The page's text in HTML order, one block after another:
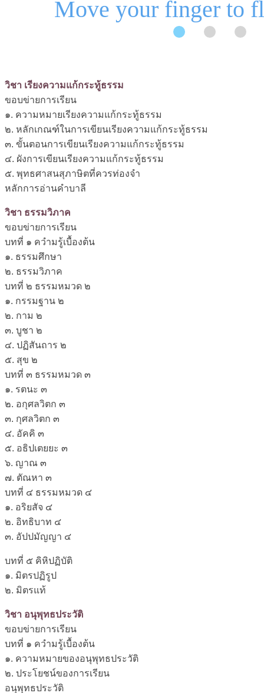
วิชา เรียงความแก้กระทู้ธรรม
ขอบข่ายการเรียน
๑. ความหมายเรียงความแก้กระทู้ธรรม
๒. หลักเกณฑ์ในการเขียนเรียงความแก้กระทู้ธรรม
๓. ขั้นตอนการเขียนเรียงความแก้กระทู้ธรรม
๔. ผังการเขียนเรียงความแก้กระทู้ธรรม
๕. พุทธศาสนสุภาษิตที่ควรท่องจำ
หลักการอ่านคำบาลี
วิชา ธรรมวิภาค
ขอบข่ายการเรียน
บทที่ ๑ ควำมรู้เบื้องต้น
๑. ธรรมศึกษา
๒. ธรรมวิภาค
บทที่ ๒ ธรรมหมวด ๒
๑. กรรมฐาน ๒
๒. กาม ๒
๓. บูชา ๒
๔. ปฏิสันถาร ๒
๕. สุข ๒
บทที่ ๓ ธรรมหมวด ๓
๑. รตนะ ๓
๒. อกุศลวิตก ๓
๓. กุศลวิตก ๓
๔. อัคคิ ๓
๕. อธิปเตยยะ ๓
๖. ญาณ ๓
๗. ตัณหา ๓
บทที่ ๔ ธรรมหมวด ๔
๑. อริยสัจ ๔
๒. อิทธิบาท ๔
๓. อัปปมัญญา ๔
บทที่ ๕ คิหิปฏิบัติ
๑. มิตรปฏิรูป
๒. มิตรแท้
วิชา อนุพุทธประวัติ
ขอบข่ายการเรียน
บทที่ ๑ ควำมรู้เบื้องต้น
๑. ความหมายของอนุพุทธประวัติ
๒. ประโยชน์ของการเรียน
อนุพุทธประวัติ